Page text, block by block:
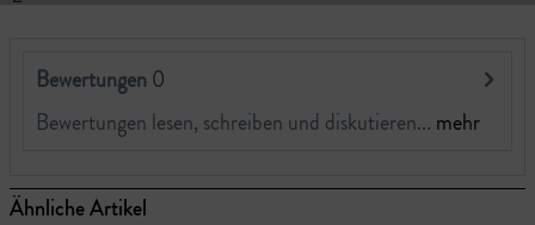
Bewertungen 0
Bewertungen lesen, schreiben und diskutieren... mehr
Ähnliche Artikel